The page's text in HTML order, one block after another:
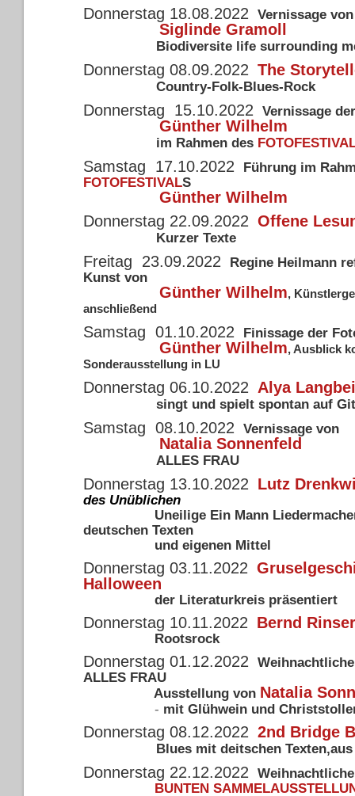
Donnerstag 18.08.2022 Vernissage von
Siglinde Gramoll
Biodiversite life surrounding
Donnerstag 08.09.2022 The
Country-Folk-Blues-Rock
Donnerstag 15.10.2022 Vernissage
Günther Wilhelm
im Rahmen des
Samstag 17.10.2022
Führung im
FOTOFESTIVALS
Günther Wilhelm
Donnerstag 22.09.2022 Offene
Kurzer Texte
Freitag 23.09.2022
Regine Heilmann
Kunst von
Günther Wilhelm,
anschließend
Samstag 01.10.2022 Finissage der
Günther Wilhelm, Ausblick
Sonderausstellung in LU
Donnerstag 06.10.2022 Alya
singt und spielt spontan auf
Samstag 08.10.2022 Vernissage von
Natalia Sonnenfeld
ALLES FRAU
Donnerstag 13.10.2022 Lutz
des Unüblichen
Uneilige Ein Mann Liedermacher
deutschen Texten
und eigenen Mittel
Donnerstag 03.11.2022
Halloween
der Literaturkreis präsentiert
Donnerstag 10.11.2022 Bernd Rinser
Rootsrock
Donnerstag 01.12.2022
ALLES FRAU
Ausstellung von Natalia
- mit Glühwein und
Donnerstag 08.12.2022 2nd Bridge
Blues mit deitschen
Donnerstag 22.12.2022
BUNTEN